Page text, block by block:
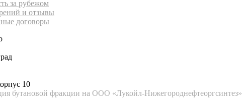
за рубежом
и отзывы
договоры
10
бутановой фракции на ООО «Лукойл-Нижегороднефтеоргсинтез»